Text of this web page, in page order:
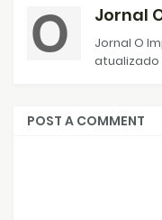
Jornal
Jornal O
atualizado
POST A COMMENT